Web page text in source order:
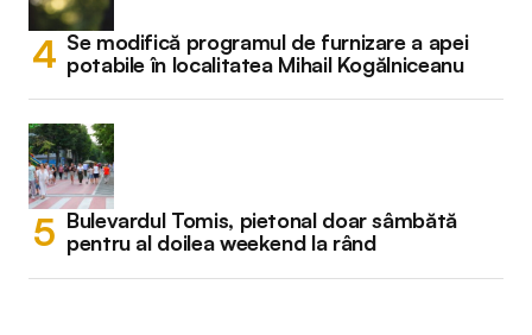
Se modifică programul de furnizare a apei
potabile în localitatea Mihail Kogălniceanu
Bulevardul Tomis, pietonal doar sâmbătă
pentru al doilea weekend la rând